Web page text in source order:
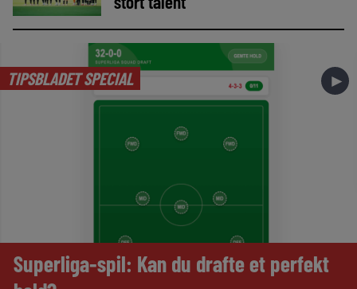
TIPSBLADET SPECIAL ►
Superliga-spil: Kan du drafte et perfekt